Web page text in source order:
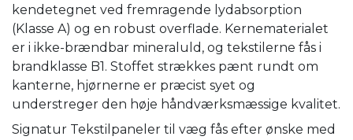
kendetegnet ved fremragende lydabsorption
(Klasse A) og en robust overflade. Kernematerialet
er i ikke-brændbar mineraluld, og tekstilerne fås i
brandklasse B1. Stoffet strækkes pænt rundt om
kanterne, hjørnerne er præcist syet og
understreger den høje håndværksmæssige kvalitet.
Signatur Tekstilpaneler til væg fås efter ønske med